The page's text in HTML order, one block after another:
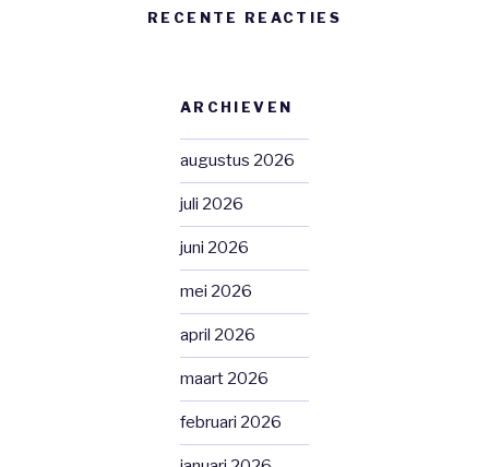
RECENTE REACTIES
ARCHIEVEN
augustus 2026
juli 2026
juni 2026
mei 2026
april 2026
maart 2026
februari 2026